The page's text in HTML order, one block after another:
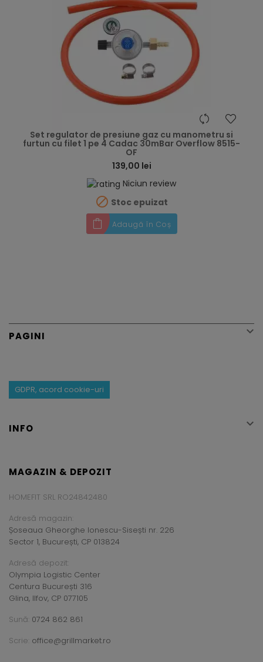
Set regulator de presiune gaz cu manometru si
furtun cu filet 1 pe 4 Cadac 30mBar Overflow 8515-
OF
139,00 lei
Niciun review
 Stoc epuizat
Adaugă în Coș
PAGINI 
GDPR, acord cookie-uri
INFO 
MAGAZIN & DEPOZIT
HOMEFIT SRL RO24842480
Adresă magazin:
Șoseaua Gheorghe Ionescu-Sisești nr. 226
Sector 1, București, CP 013824
Adresă depozit:
Olympia Logistic Center
Centura București 316
Glina, Ilfov, CP 077105
Sună: 0724 862 861
Scrie: office@grillmarket.ro